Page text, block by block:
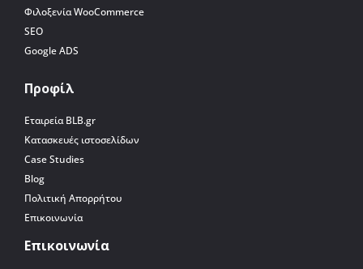
Φιλοξενία WooCommerce
SEO
Google ADS
Προφίλ
Εταιρεία BLB.gr
Κατασκευές ιστοσελίδων
Case Studies
Blog
Πολιτική Απορρήτου
Επικοινωνία
Επικοινωνία